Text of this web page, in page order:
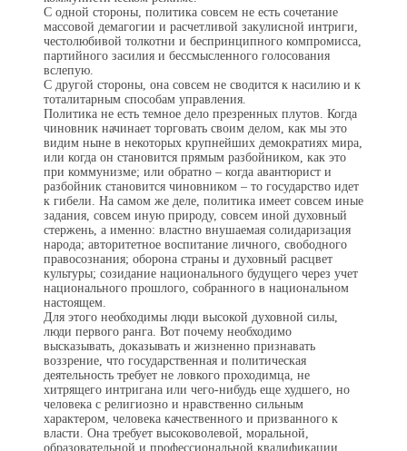
С одной стороны, политика совсем не есть сочетание
массовой демагогии и расчетливой закулисной интриги,
честолюбивой толкотни и беспринципного компромисса,
партийного засилия и бессмысленного голосования
вслепую.
С другой стороны, она совсем не сводится к насилию и к
тоталитарным способам управления.
Политика не есть темное дело презренных плутов. Когда
чиновник начинает торговать своим делом, как мы это
видим ныне в некоторых крупнейших демократиях мира,
или когда он становится прямым разбойником, как это
при коммунизме; или обратно – когда авантюрист и
разбойник становится чиновником – то государство идет
к гибели. На самом же деле, политика имеет совсем иные
задания, совсем иную природу, совсем иной духовный
стержень, а именно: властно внушаемая солидаризация
народа; авторитетное воспитание личного, свободного
право­сознания; оборона страны и духовный расцвет
культуры; созидание национального будущего через учет
национального прошлого, собранного в национальном
настоящем.
Для этого необходимы люди высокой духовной силы,
люди первого ранга. Вот почему необходимо
высказывать, доказывать и жизненно признавать
воззрение, что государственная и политическая
деятельность требует не ловкого проходимца, не
хитрящего интригана или чего-нибудь еще худшего, но
человека с религиозно и нравственно сильным
характером, человека качественного и призванного к
власти. Она требует высоко­волевой, моральной,
образовательной и профессиональной квалификации.